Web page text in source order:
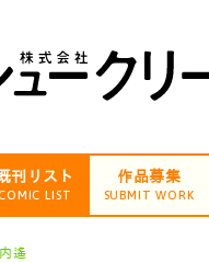
刊リスト
LIST
作品募集
SUBMIT WORK
遙